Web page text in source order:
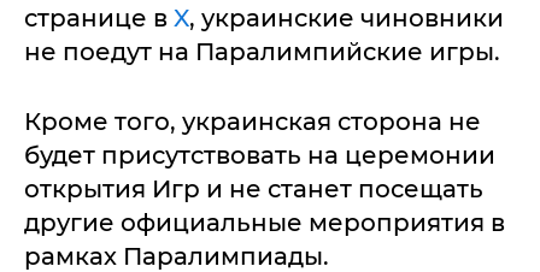
странице в X, украинские чиновники
не поедут на Паралимпийские игры.
Кроме того, украинская сторона не
будет присутствовать на церемонии
открытия Игр и не станет посещать
другие официальные мероприятия в
рамках Паралимпиады.